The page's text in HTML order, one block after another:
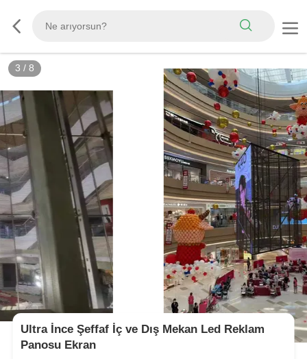
3 / 8
Ultra İnce Şeffaf İç ve Dış Mekan Led Reklam
Panosu Ekran